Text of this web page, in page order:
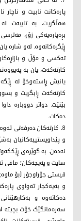
پارەکانت نابیت و
هەڵگریت، بە تایبەت
بڕەپارەیەکی زۆر،
ڕێگرەکانەوە. لەو شارە
تەکسی و مۆڵ و
کارتەکەت، یان بە
یانیش ڕاستەوخۆ لە
کارتەکەت ڕابگریت و
بێنێت. دواتر دووبارە
دەکات.
8. کارتەکان دەرفەتی
و پێداویستییەکانیان
نەدەن. بە گوێرەی
سایت و پەیجەکان؛ مافی
قیستی جۆراوجۆر (بۆ
و بەیەکجار تەواوی
دەکاتەوە و
سەرەمانگێک خۆت بچیتە